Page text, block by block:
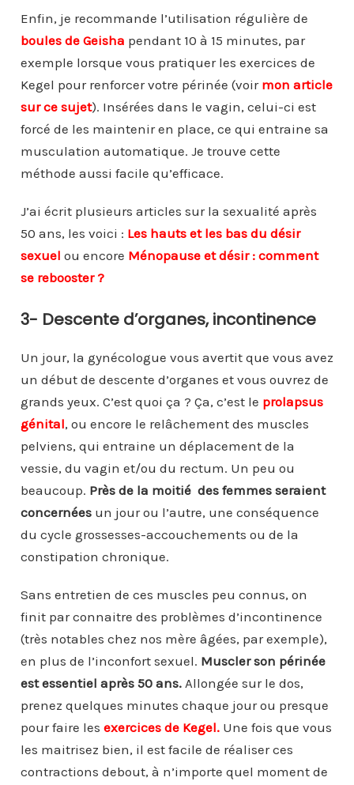
Enfin, je recommande l’utilisation régulière de
boules de Geisha pendant 10 à 15 minutes, par
exemple lorsque vous pratiquer les exercices de
Kegel pour renforcer votre périnée (voir mon article
sur ce sujet). Insérées dans le vagin, celui-ci est
forcé de les maintenir en place, ce qui entraine sa
musculation automatique. Je trouve cette
méthode aussi facile qu’efficace.
J’ai écrit plusieurs articles sur la sexualité après
50 ans, les voici : Les hauts et les bas du désir
sexuel ou encore Ménopause et désir : comment
se rebooster ?
3- Descente d’organes, incontinence
Un jour, la gynécologue vous avertit que vous avez
un début de descente d’organes et vous ouvrez de
grands yeux. C’est quoi ça ? Ça, c’est le prolapsus
génital, ou encore le relâchement des muscles
pelviens, qui entraine un déplacement de la
vessie, du vagin et/ou du rectum. Un peu ou
beaucoup. Près de la moitié des femmes seraient
concernéesun jour ou l’autre, une conséquence
du cycle grossesses-accouchements ou de la
constipation chronique.
Sans entretien de ces muscles peu connus, on
finit par connaitre des problèmes d’incontinence
(très notables chez nos mère âgées, par exemple),
en plus de l’inconfort sexuel. Muscler son périnée
est essentiel après 50 ans. Allongée sur le dos,
prenez quelques minutes chaque jour ou presque
pour faire les exercices de Kegel. Une fois que vous
les maitrisez bien, il est facile de réaliser ces
contractions debout, à n’importe quel moment de